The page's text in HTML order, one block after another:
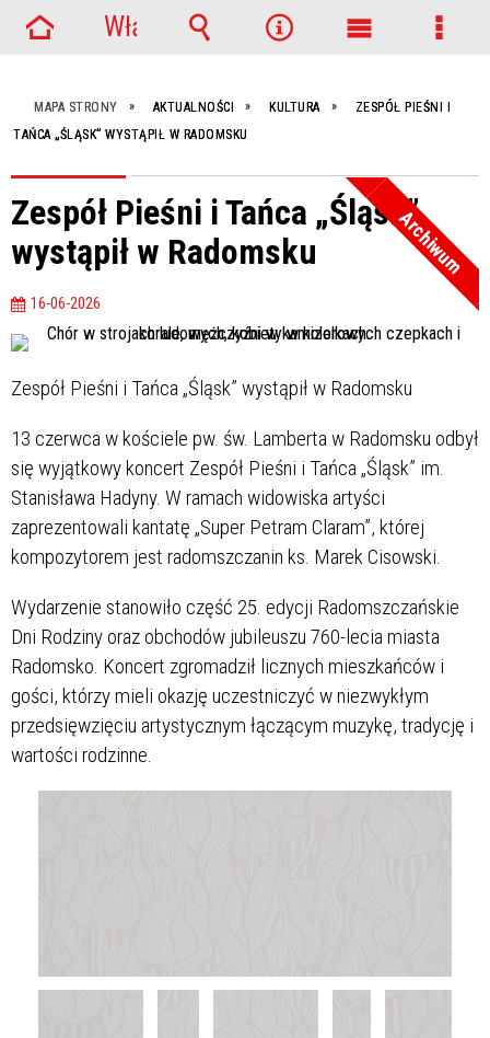
MAPA STRONY AKTUALNOŚCI KULTURA
ZESPÓŁ PIEŚNI I
TAŃCA „ŚLĄSK” WYSTĄPIŁ W RADOMSKU
Zespół Pieśni i Tańca „Śląsk”
wystąpił w Radomsku
16-06-2026
Archiwum
Zespół Pieśni i Tańca „Śląsk” wystąpił w Radomsku
13 czerwca w kościele pw. św. Lamberta w Radomsku odbył
się wyjątkowy koncert Zespół Pieśni i Tańca „Śląsk” im.
Stanisława Hadyny. W ramach widowiska artyści
zaprezentowali kantatę „Super Petram Claram”, której
kompozytorem jest radomszczanin ks. Marek Cisowski.
Wydarzenie stanowiło część 25. edycji Radomszczańskie
Dni Rodziny oraz obchodów jubileuszu 760-lecia miasta
Radomsko. Koncert zgromadził licznych mieszkańców i
gości, którzy mieli okazję uczestniczyć w niezwykłym
przedsięwzięciu artystycznym łączącym muzykę, tradycję i
wartości rodzinne.
Włącz
główne